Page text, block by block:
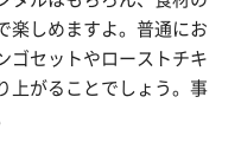
楽しめますよ。普通にお
ゴセットやローストチキ
上がることでしょう。事